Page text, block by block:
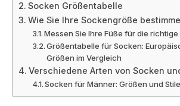
Socken Größentabelle
Wie Sie Ihre Sockengröße
Messen Sie Ihre Füße für die
Größentabelle für Socken:
Größen im Vergleich
Verschiedene Arten von Socken
Socken für Männer: Größen und